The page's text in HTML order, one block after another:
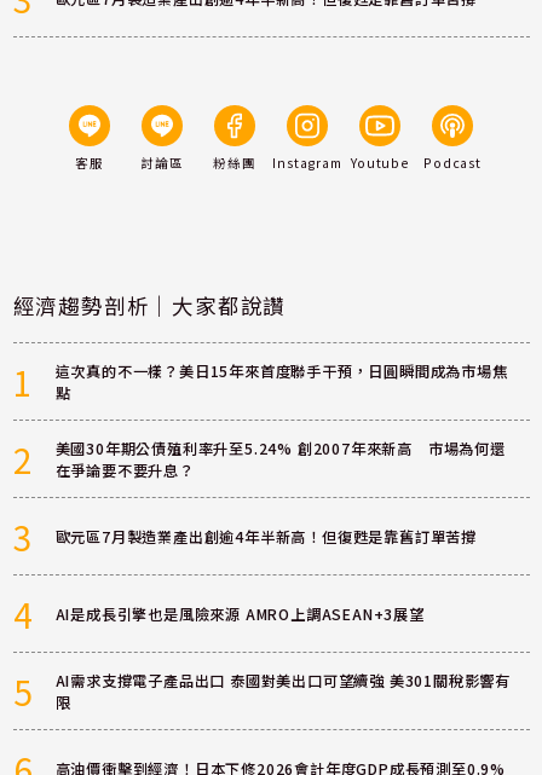
客服 討論區 粉絲團 Instagram Youtube Podcast
經濟趨勢剖析｜大家都說讚
1
這次真的不一樣？美日15年來首度聯手干預，日圓瞬間成為市場焦
點
2
美國30年期公債殖利率升至5.24% 創2007年來新高 市場為何還
在爭論要不要升息？
3 歐元區7月製造業產出創逾4年半新高！但復甦是靠舊訂單苦撐
4 AI是成長引擎也是風險來源 AMRO上調ASEAN+3展望
5
AI需求支撐電子產品出口 泰國對美出口可望續強 美301關稅影響有
限
高油價衝擊到經濟！日本下修2026會計年度GDP成長預測至0.9%